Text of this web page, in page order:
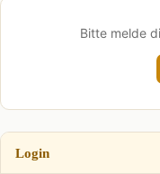
Bitte melde
Login